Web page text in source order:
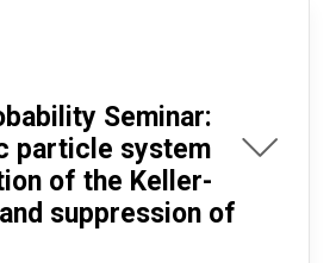
Seminar:
particle system
of the Keller-
suppression of